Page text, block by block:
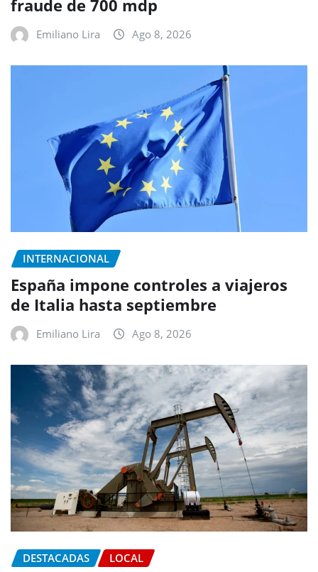
fraude de 700 mdp
Emiliano Lira Ago 8, 2026
INTERNACIONAL
España impone controles a viajeros
de Italia hasta septiembre
Emiliano Lira Ago 8, 2026
DESTACADAS LOCAL